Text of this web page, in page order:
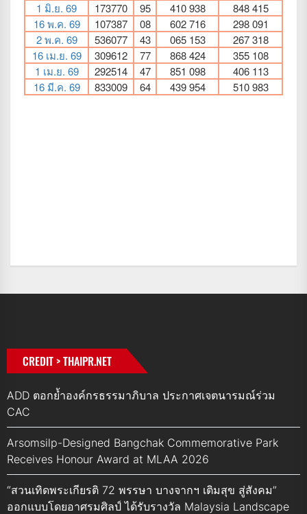
CREDIT > THAIPR.NET
ADD ตอกย้ำองค์กรธรรมาภิบาล ประกาศเจตนารมณ์ร่วม
CAC
Arsomsilp-Designed Bangchak Commemorative Park
Receives Honour Award at MLAA 2026
“สวนเทิดพระเกียรติ 72 พรรษา บางจากฯ เติมสุข สู่สังคม”
ออกแบบโดยอาศรมศิลป์ ได้รับรางวัล Malaysia Landscape